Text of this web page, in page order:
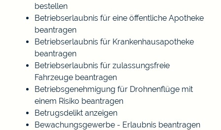
bestellen
Betriebserlaubnis für eine öffentliche Apotheke
beantragen
Betriebserlaubnis für Krankenhausapotheke
beantragen
Betriebserlaubnis für zulassungsfreie
Fahrzeuge beantragen
Betriebsgenehmigung für Drohnenflüge mit
einem Risiko beantragen
Betrugsdelikt anzeigen
Bewachungsgewerbe - Erlaubnis beantragen